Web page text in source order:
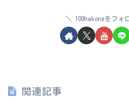
100hakoneをフォ
関連記事